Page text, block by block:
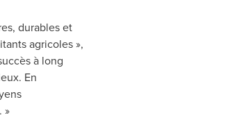
durables et
agricoles »,
à long
En
»